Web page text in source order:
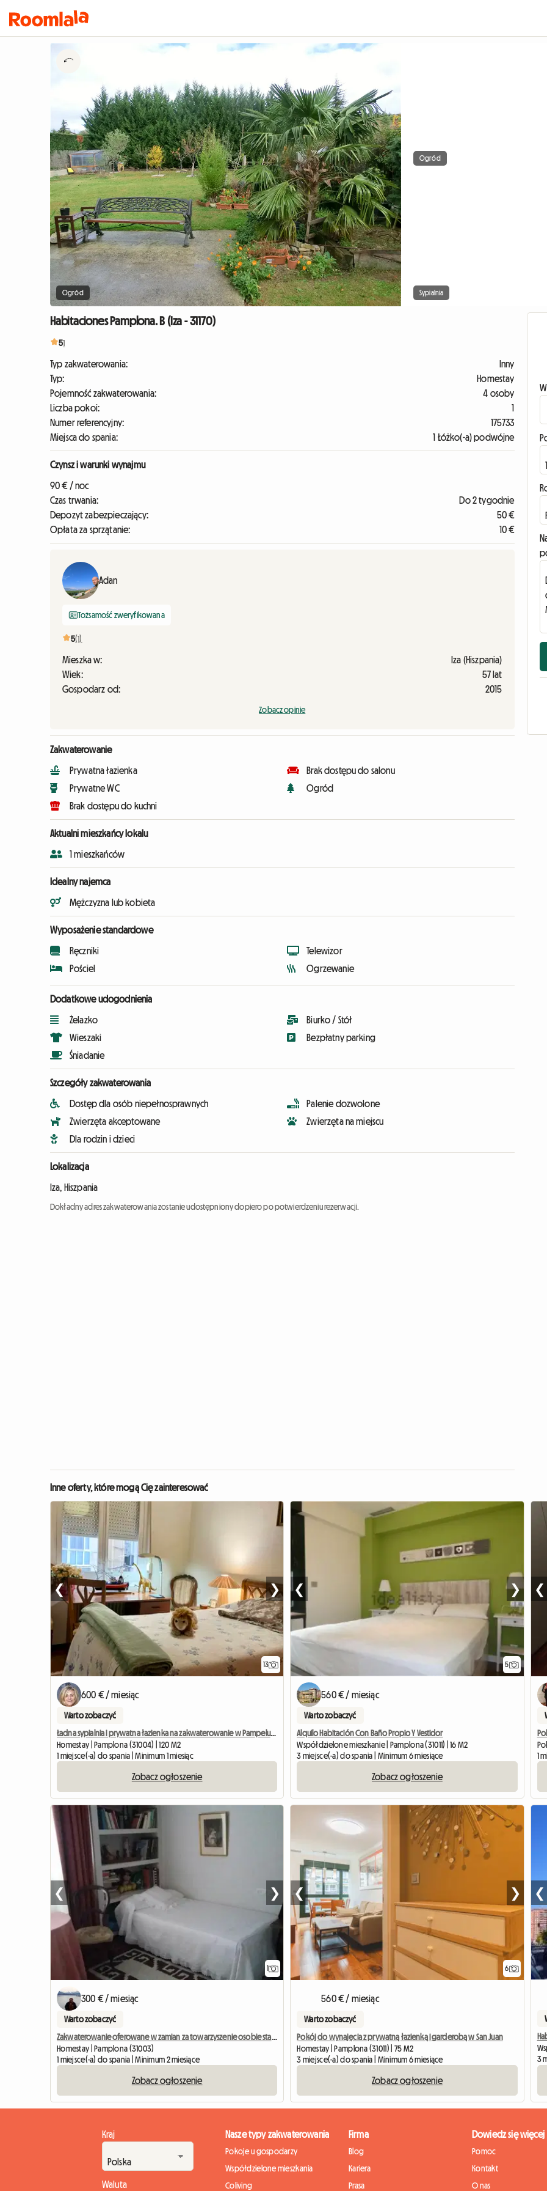
Ogród
Ogród
Sypialnia
Habitaciones Pamplona. B (Iza - 31170)
51
Typ zakwaterowania:
Inny
Typ:
Homestay
Pojemność zakwaterowania:
4 osoby
Liczba pokoi:
1
Numer referencyjny:
175733
Miejsca do spania:
1 Łóżko(-a) podwójne
Czynsz i warunki wynajmu
90 € / noc
Czas trwania:
Do 2 tygodnie
Depozyt zabezpieczający:
50 €
Opłata za sprzątanie:
10 €
Adan
Tożsamość zweryfikowana
5(1)
Mieszka w:
Iza (Hiszpania)
Wiek:
57 lat
Gospodarz od:
2015
Zobacz opinie
Zakwaterowanie
Prywatna łazienka
Prywatne WC
Brak dostępu do kuchni
Brak dostępu do salonu
Ogród
Aktualni mieszkańcy lokalu
1 mieszkańców
Idealny najemca
Mężczyzna lub kobieta
Wyposażenie standardowe
Ręczniki
Pościel
Telewizor
Ogrzewanie
Dodatkowe udogodnienia
Żelazko
Wieszaki
Śniadanie
Biurko / Stół
Bezpłatny parking
Szczegóły zakwaterowania
Dostęp dla osób niepełnosprawnych
Zwierzęta akceptowane
Dla rodzin i dzieci
Palenie dozwolone
Zwierzęta na miejscu
Lokalizacja
Iza, Hiszpania
Dokładny adres zakwaterowania zostanie udostępniony dopiero po potwierdzeniu rezerwacji.
Inne oferty, które mogą Cię zainteresować
13
❮ ❯
600 € / miesiąc
Warto zobaczyć
Ładna sypialnia i prywatna łazienka na zakwaterowanie w Pampelunie
Homestay | Pamplona (31004) | 120 M2
1 miejsce(-a) do spania | Minimum 1 miesiąc
Zobacz ogłoszenie
5
❮ ❯
560 € / miesiąc
Warto zobaczyć
Alquilo Habitación Con Baño Propio Y Vestidor
Współdzielone mieszkanie | Pamplona (31011) | 16 M2
3 miejsce(-a) do spania | Minimum 6 miesiące
Zobacz ogłoszenie
❮
1
1
Zobacz ogłoszenie
❮ ❯
300 € / miesiąc
Warto zobaczyć
Zakwaterowanie oferowane w zamian za towarzyszenie osobie starszej
Homestay | Pamplona (31003)
1 miejsce(-a) do spania | Minimum 2 miesiące
Zobacz ogłoszenie
6
❮ ❯
560 € / miesiąc
Warto zobaczyć
Pokój do wynajęcia z prywatną łazienką i garderobą w San Juan
Homestay | Pamplona (31011) | 75 M2
3 miejsce(-a) do spania | Minimum 6 miesiące
Zobacz ogłoszenie
❮
3
Kraj
Waluta
Nasze typy zakwaterowania
Pokoje u gospodarzy
Współdzielone mieszkania
Coliving
Firma
Blog
Kariera
Prasa
Dowiedz się więcej
Pomoc
Kontakt
O nas